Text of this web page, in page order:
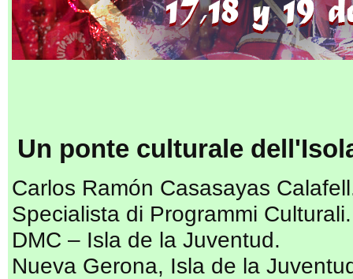
Un ponte culturale
Carlos Ramón Casasayas
Specialista di Programmi Culturali.
DMC – Isla de la Juventud.
Nueva Gerona, Isla de la